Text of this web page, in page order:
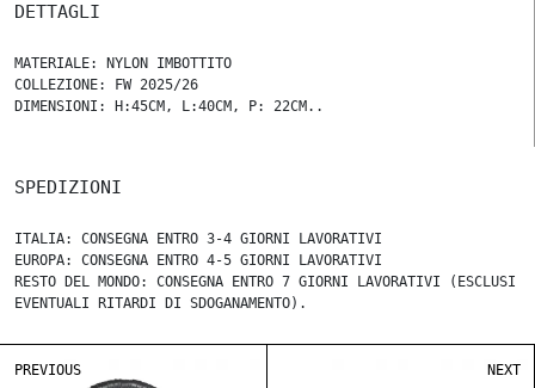
DETTAGLI
MATERIALE: NYLON IMBOTTITO
COLLEZIONE: FW 2025/26
DIMENSIONI: H:45CM, L:40CM, P: 22CM..
SPEDIZIONI
ITALIA: CONSEGNA ENTRO 3-4 GIORNI LAVORATIVI
EUROPA: CONSEGNA ENTRO 4-5 GIORNI LAVORATIVI
RESTO DEL MONDO: CONSEGNA ENTRO 7 GIORNI LAVORATIVI (ESCLUSI
EVENTUALI RITARDI DI SDOGANAMENTO).
PREVIOUS NEXT